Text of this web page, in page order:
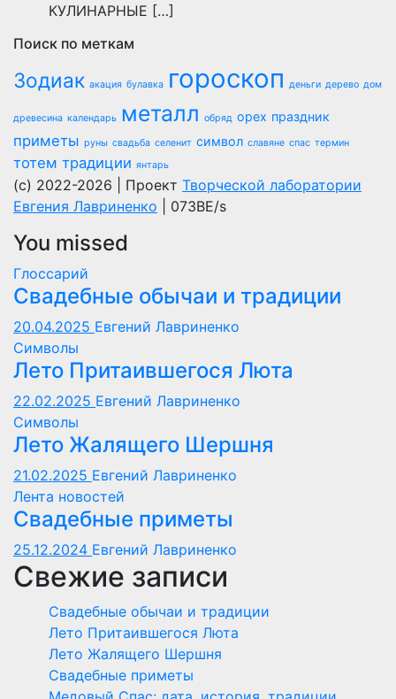
КУЛИНАРНЫЕ […]
Поиск по меткам
Зодиак акация булавка гороскоп деньги дерево дом
древесина календарь металл обряд орех праздник
приметы руны свадьба селенит символ славяне спас термин
тотем традиции янтарь
(c) 2022-2026 | Проект Творческой лаборатории
Евгения Лавриненко | 073BE/s
You missed
Глоссарий
Свадебные обычаи и традиции
20.04.2025 Евгений Лавриненко
Символы
Лето Притаившегося Люта
22.02.2025 Евгений Лавриненко
Символы
Лето Жалящего Шершня
21.02.2025 Евгений Лавриненко
Лента новостей
Свадебные приметы
25.12.2024 Евгений Лавриненко
Свежие записи
Свадебные обычаи и традиции
Лето Притаившегося Люта
Лето Жалящего Шершня
Свадебные приметы